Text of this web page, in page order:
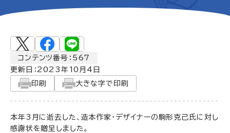
コンテンツ番号：567
更新日： 2023年10月4日
印刷
大きな字で印刷
本年3月に逝去した、造本作家・デザイナーの駒形克己氏に対し
感謝状を贈呈しました。